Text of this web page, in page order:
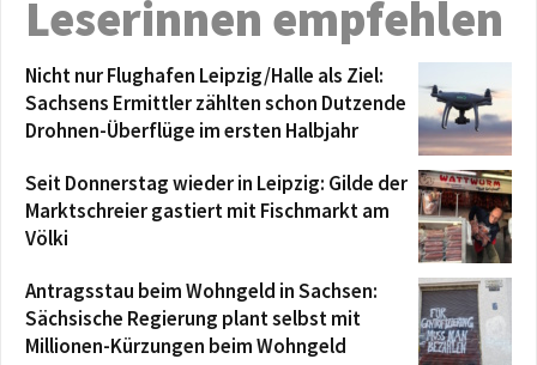
Leserinnen empfehlen
Nicht nur Flughafen Leipzig/Halle als Ziel:
Sachsens Ermittler zählten schon Dutzende
Drohnen-Überflüge im ersten Halbjahr
Seit Donnerstag wieder in Leipzig: Gilde der
Marktschreier gastiert mit Fischmarkt am
Völki
Antragsstau beim Wohngeld in Sachsen:
Sächsische Regierung plant selbst mit
Millionen-Kürzungen beim Wohngeld